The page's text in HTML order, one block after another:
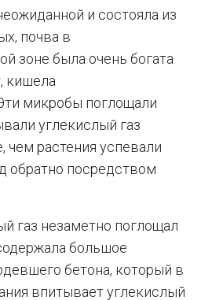
и состояла из
почва в
зоне была очень богата
кишела
микробы поглощали
углекислый газ
чем растения успевали
обратно посредством
газ незаметно поглощал
большое
бетона, который в
впитывает углекислый